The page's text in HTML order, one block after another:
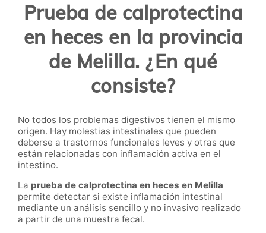
Prueba de calprotectina
en heces en la provincia
de Melilla. ¿En qué
consiste?
No todos los problemas digestivos tienen el mismo
origen. Hay molestias intestinales que pueden
deberse a trastornos funcionales leves y otras que
están relacionadas con inflamación activa en el
intestino.
La prueba de calprotectina en heces en Melilla
permite detectar si existe inflamación intestinal
mediante un análisis sencillo y no invasivo realizado
a partir de una muestra fecal.